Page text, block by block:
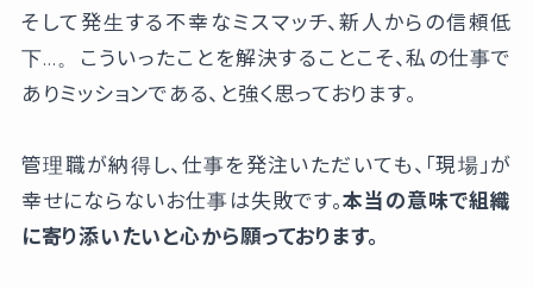
そして発生する不幸なミスマッチ、新人からの信頼低
下…。こういったことを解決することこそ、私の仕事で
ありミッションである、と強く思っております。
管理職が納得し、仕事を発注いただいても、「現場」が
幸せにならないお仕事は失敗です。本当の意味で組織
に寄り添いたいと心から願っております。